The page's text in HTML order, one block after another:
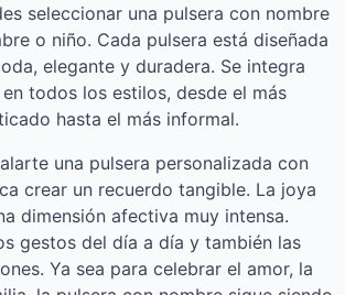
seleccionar una pulsera con nombre
o niño. Cada pulsera está diseñada
elegante y duradera. Se integra
todos los estilos, desde el más
hasta el más informal.
una pulsera personalizada con
crear un recuerdo tangible. La joya
dimensión afectiva muy intensa.
gestos del día a día y también las
Ya sea para celebrar el amor, la